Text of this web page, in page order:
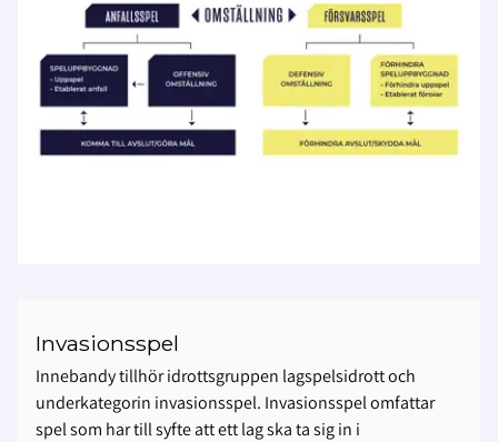
Invasionsspel
Innebandy tillhör idrottsgruppen lagspelsidrott och
underkategorin invasionsspel. Invasionsspel omfattar
spel som har till syfte att ett lag ska ta sig in i